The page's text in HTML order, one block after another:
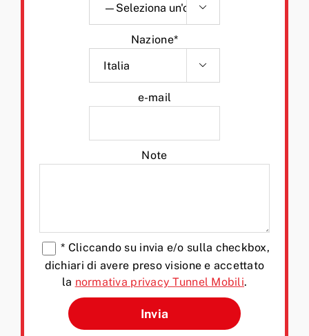

Nazione*

e-mail
Note
* Cliccando su invia e/o sulla checkbox,
dichiari di avere preso visione e accettato
la normativa privacy Tunnel Mobili.
Si prega di lasciare vuoto